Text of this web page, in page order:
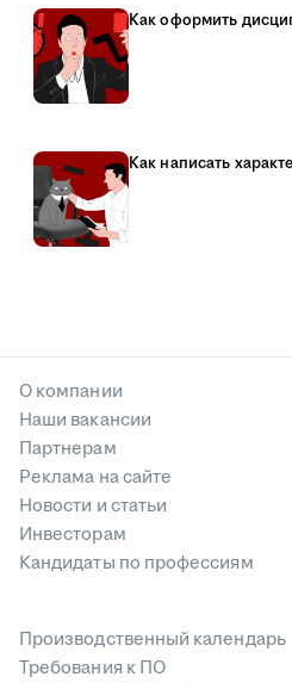
Как оформить
Как написать
О компании
Наши вакансии
Партнерам
Реклама на сайте
Новости и статьи
Инвесторам
Кандидаты по профессиям
Производственный календарь
Требования к ПО